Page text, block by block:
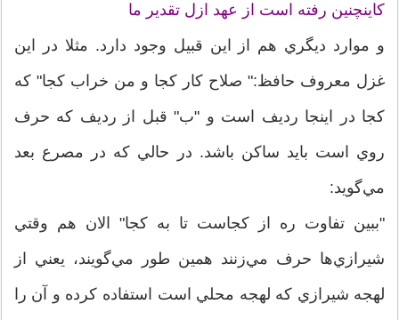
کاينچنين رفته است از عهد ازل تقدير ما
و موارد ديگري هم از اين قبيل وجود دارد. مثلا در اين
غزل معروف حافظ:" صلاح کار کجا و من خراب کجا" که
کجا در اينجا رديف است و "ب" قبل از رديف که حرف
روي است بايد ساکن باشد. در حالي که در مصرع بعد
مي‌گويد:
"ببين تفاوت ره از کجاست تا به کجا" الان هم وقتي
شيرازي‌ها حرف مي‌زنند همين طور مي‌گويند، يعني از
لهجه شيرازي که لهجه محلي است استفاده کرده و آن را